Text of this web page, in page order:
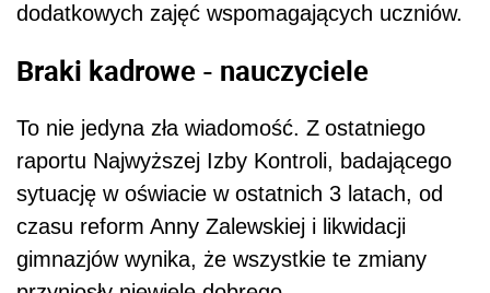
dodatkowych zajęć wspomagających uczniów.
Braki kadrowe - nauczyciele
To nie jedyna zła wiadomość. Z ostatniego
raportu Najwyższej Izby Kontroli, badającego
sytuację w oświacie w ostatnich 3 latach, od
czasu reform Anny Zalewskiej i likwidacji
gimnazjów wynika, że wszystkie te zmiany